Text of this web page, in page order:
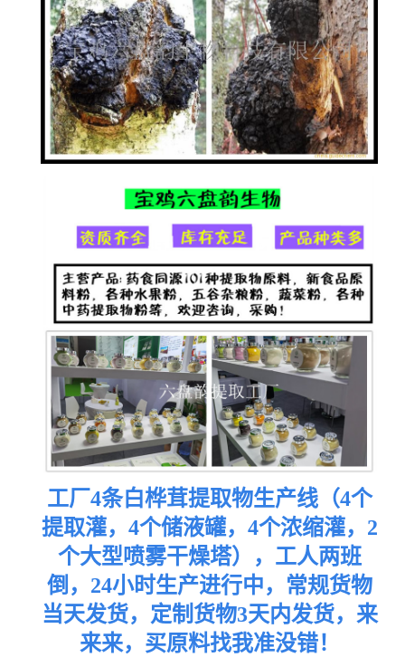
工厂4条白桦茸提取物生产线（4个
提取灌，4个储液罐，4个浓缩灌，2
个大型喷雾干燥塔），工人两班
倒，24小时生产进行中，常规货物
当天发货，定制货物3天内发货，来
来来，买原料找我准没错！